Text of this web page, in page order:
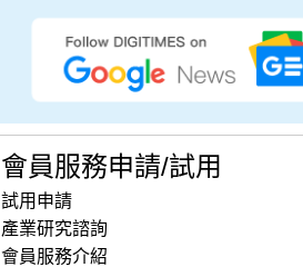
會員服務申請/試用
試用申請
產業研究諮詢
會員服務介紹